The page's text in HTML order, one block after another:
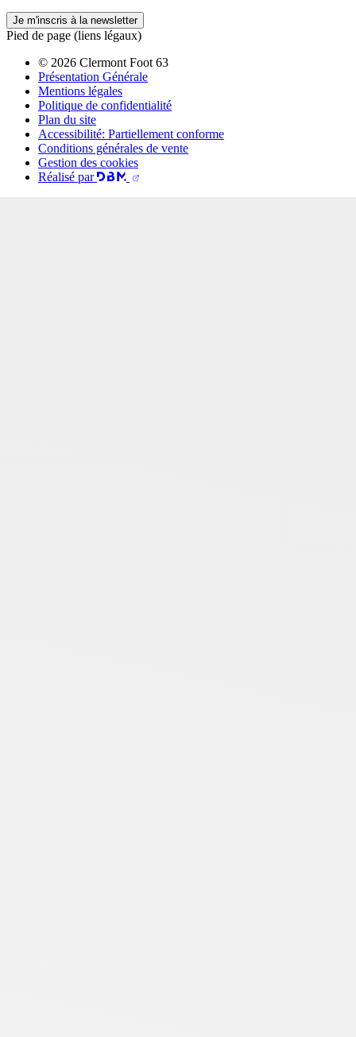
Je m'inscris à la newsletter
Pied de page (liens légaux)
© 2026 Clermont Foot 63
Présentation Générale
Mentions légales
Politique de confidentialité
Plan du site
Accessibilité: Partiellement conforme
Conditions générales de vente
Gestion des cookies
Réalisé par